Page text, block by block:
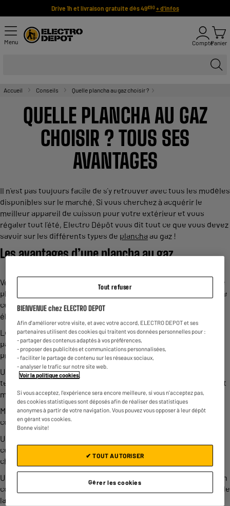
Drive 1h et livraison gratuite dès 49€90 + d'infos
Menu ComptePanier
Accueil Conseils Quelle plancha au gaz choisir ?
QUELLE PLANCHA AU GAZ
CHOISIR ? TOUS SES
AVANTAGES
Il n’est pas toujours facile de s’y retrouver avec tous les modèles
disponibles sur le marché. Si vous cherchez à acquérir le
meilleur appareil de cuisson pour votre extérieur et vous
régaler tout l’été, Electro Dépôt vous dit tout ce que vous devez
savoir sur les différents types de plancha au gaz !
Les avantages d’une plancha au gaz
Véritable star des rayons jardin, laissez-vous conquérir par une
plancha au gaz pour votre extérieur. Voici tous les avantages de
ces modèles comparés à des barbecues ou une plancha
électrique :
Les saveurs des aliments sont préservées grâce à la cuisson
par contact, où les aliments cuisent dans leur jus pour
préserver toutes leurs saveurs ;
Une montée en température rapide qui permet de diminuer le
temps de cuisson des aliments et préserve leurs nutriments et
minéraux ;
Moins d’apport de matière grasse, donc un apport santé
considérable ;
Un mode de cuisson alternatif sans risque en comparaison à
certaines cuissons au barbecue, comme le barbecue au
charbon ;
Une diversité de recettes à cuisiner rapidement sans perdre en
convivialité. La plancha est généralement placée à l’extérieur de
la maison et permet de cuisiner en présence de tous les
Tout refuser
BIENVENUE chez ELECTRO DEPOT
Afin d'améliorer votre visite, et avec votre accord, ELECTRO DEPOT et ses
partenaires utilisent des cookies qui traitent vos données personnelles pour :
- partager des contenus adaptés à vos préférences,
- proposer des publicités et communications personnalisées,
- faciliter le partage de contenu sur les réseaux sociaux,
- analyser le trafic sur notre site web.
Voir la politique cookies.
Si vous acceptez, l'expérience sera encore meilleure, si vous n'acceptez pas,
des cookies statistiques sont déposés afin de réaliser des statistiques
anonymes à partir de votre navigation. Vous pouvez vous opposer à leur dépôt
en gérant vos cookies.
Bonne visite!
Gérer les cookies
✔ TOUT AUTORISER